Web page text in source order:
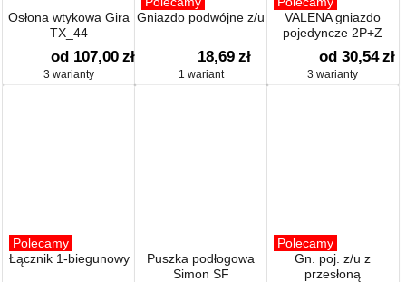
Osłona wtykowa Gira
TX_44
od 107,00 zł
3 warianty
Gniazdo podwójne z/u
18,69 zł
1 wariant
VALENA gniazdo
pojedyncze 2P+Z
od 30,54 zł
3 warianty
Polecamy
Łącznik 1-biegunowy
Puszka podłogowa
Simon SF
Polecamy
Gn. poj. z/u z
przesłoną